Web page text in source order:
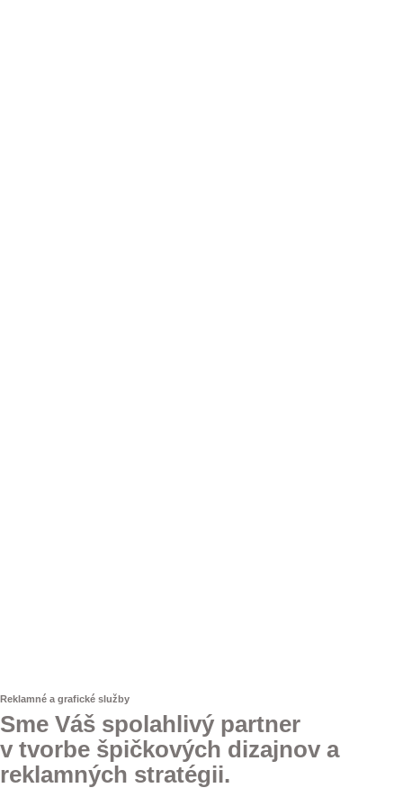
Reklamné a grafické služby
Sme Váš spolahlivý partner
v tvorbe špičkových dizajnov a
reklamných stratégii.